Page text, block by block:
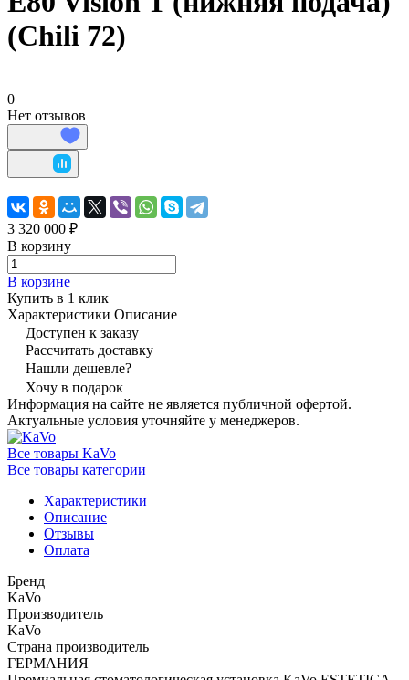
(Chili 72)
0
Нет отзывов
3 320 000 ₽
В корзину
В корзине
Купить в 1 клик
Характеристики Описание
Доступен к заказу
Рассчитать доставку
Нашли дешевле?
Хочу в подарок
Информация на сайте не является публичной офертой.
Актуальные условия уточняйте у менеджеров.
Все товары KaVo
Все товары категории
Характеристики
Описание
Отзывы
Оплата
Бренд
KaVo
Производитель
KaVo
Страна производитель
ГЕРМАНИЯ